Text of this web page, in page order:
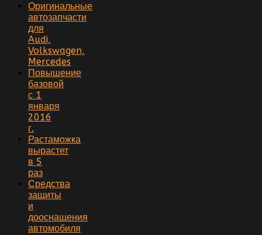
Оригинальные
автозапчасти
для
Audi,
Volkswagen,
Mercedes
Повышение
базовой
с 1
января
2016
г.
Растаможка
вырастет
в 5
раз
Средства
защиты
и
дооснащения
автомобиля